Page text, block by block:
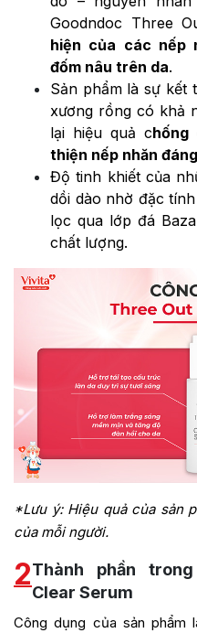
Goodndoc Three
hiện của các nếp
đốm nâu trên da.
Sản phẩm là sự kết
xương rồng có khả
lại hiệu quả chống
thiện nếp nhăn
Độ tinh khiết của
dồi dào nhờ đặc
lọc qua lớp đá
chất lượng.
*Lưu ý: Hiệu quả của sản
của mỗi người.
2Thành phần
Clear Serum
Công dụng của sản phẩm